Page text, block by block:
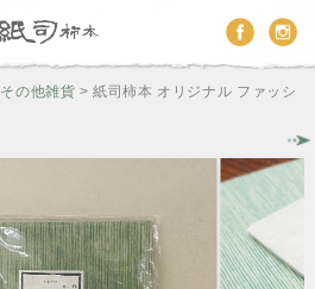
その他雑貨 > 紙司柿本 オリジナル ファッシ